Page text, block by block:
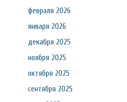
февраля 2026
января 2026
декабря 2025
ноября 2025
октября 2025
сентября 2025